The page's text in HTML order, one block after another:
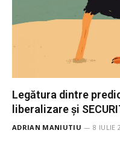
Legătura dintre
liberalizare și
ADRIAN MANIUTIU 8 IULIE